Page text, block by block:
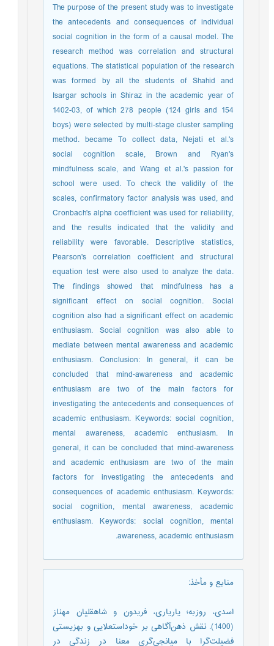
The purpose of the present study was to investigate
the antecedents and consequences of individual
social cognition in the form of a causal model. The
research method was correlation and structural
equations. The statistical population of the research
was formed by all the students of Shahid and
Isargar schools in Shiraz in the academic year of
1402-03, of which 278 people (124 girls and 154
boys) were selected by multi-stage cluster sampling
method. became To collect data, Nejati et al.'s
social cognition scale, Brown and Ryan's
mindfulness scale, and Wang et al.'s passion for
school were used. To check the validity of the
scales, confirmatory factor analysis was used, and
Cronbach's alpha coefficient was used for reliability,
and the results indicated that the validity and
reliability were favorable. Descriptive statistics,
Pearson's correlation coefficient and structural
equation test were also used to analyze the data.
The findings showed that mindfulness has a
significant effect on social cognition. Social
cognition also had a significant effect on academic
enthusiasm. Social cognition was also able to
mediate between mental awareness and academic
enthusiasm. Conclusion: In general, it can be
concluded that mind-awareness and academic
enthusiasm are two of the main factors for
investigating the antecedents and consequences of
academic enthusiasm. Keywords: social cognition,
mental awareness, academic enthusiasm. In
general, it can be concluded that mind-awareness
and academic enthusiasm are two of the main
factors for investigating the antecedents and
consequences of academic enthusiasm. Keywords:
social cognition, mental awareness, academic
enthusiasm. Keywords: social cognition, mental
awareness, academic enthusiasm.
منابع و مأخذ:
اسدی، روزبه؛ یاریاری، فریدون و شاهقلیان مهناز
(1400). نقش ذهن‌آگاهی بر خوداستعلایی و بهزیستی
فضیلت‌گرا با میانجی‌گری معنا در زندگی در